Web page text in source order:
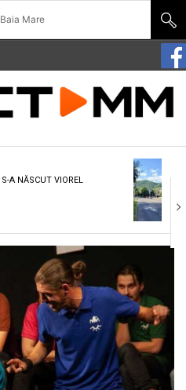
Baia Mare
A NĂSCUT VIOREL